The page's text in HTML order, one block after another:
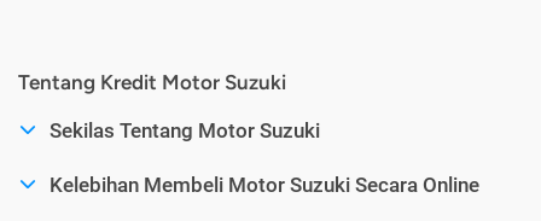
Tentang Kredit Motor Suzuki
Sekilas Tentang Motor Suzuki
Kelebihan Membeli Motor Suzuki Secara Online